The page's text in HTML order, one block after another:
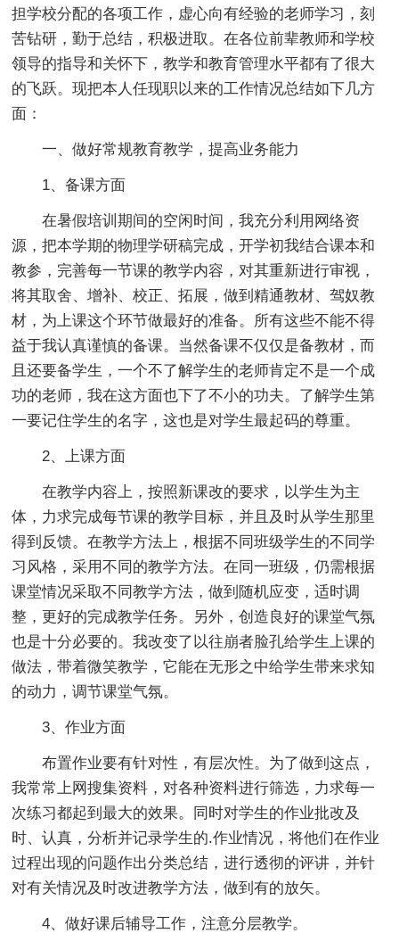
担学校分配的各项工作，虚心向有经验的老师学习，刻
苦钻研，勤于总结，积极进取。在各位前辈教师和学校
领导的指导和关怀下，教学和教育管理水平都有了很大
的飞跃。现把本人任现职以来的工作情况总结如下几方
面：
一、做好常规教育教学，提高业务能力
1、备课方面
在暑假培训期间的空闲时间，我充分利用网络资
源，把本学期的物理学研稿完成，开学初我结合课本和
教参，完善每一节课的教学内容，对其重新进行审视，
将其取舍、增补、校正、拓展，做到精通教材、驾奴教
材，为上课这个环节做最好的准备。所有这些不能不得
益于我认真谨慎的备课。当然备课不仅仅是备教材，而
且还要备学生，一个不了解学生的老师肯定不是一个成
功的老师，我在这方面也下了不小的功夫。了解学生第
一要记住学生的名字，这也是对学生最起码的尊重。
2、上课方面
在教学内容上，按照新课改的要求，以学生为主
体，力求完成每节课的教学目标，并且及时从学生那里
得到反馈。在教学方法上，根据不同班级学生的不同学
习风格，采用不同的教学方法。在同一班级，仍需根据
课堂情况采取不同教学方法，做到随机应变，适时调
整，更好的完成教学任务。另外，创造良好的课堂气氛
也是十分必要的。我改变了以往崩者脸孔给学生上课的
做法，带着微笑教学，它能在无形之中给学生带来求知
的动力，调节课堂气氛。
3、作业方面
布置作业要有针对性，有层次性。为了做到这点，
我常常上网搜集资料，对各种资料进行筛选，力求每一
次练习都起到最大的效果。同时对学生的作业批改及
时、认真，分析并记录学生的.作业情况，将他们在作业
过程出现的问题作出分类总结，进行透彻的评讲，并针
对有关情况及时改进教学方法，做到有的放矢。
4、做好课后辅导工作，注意分层教学。